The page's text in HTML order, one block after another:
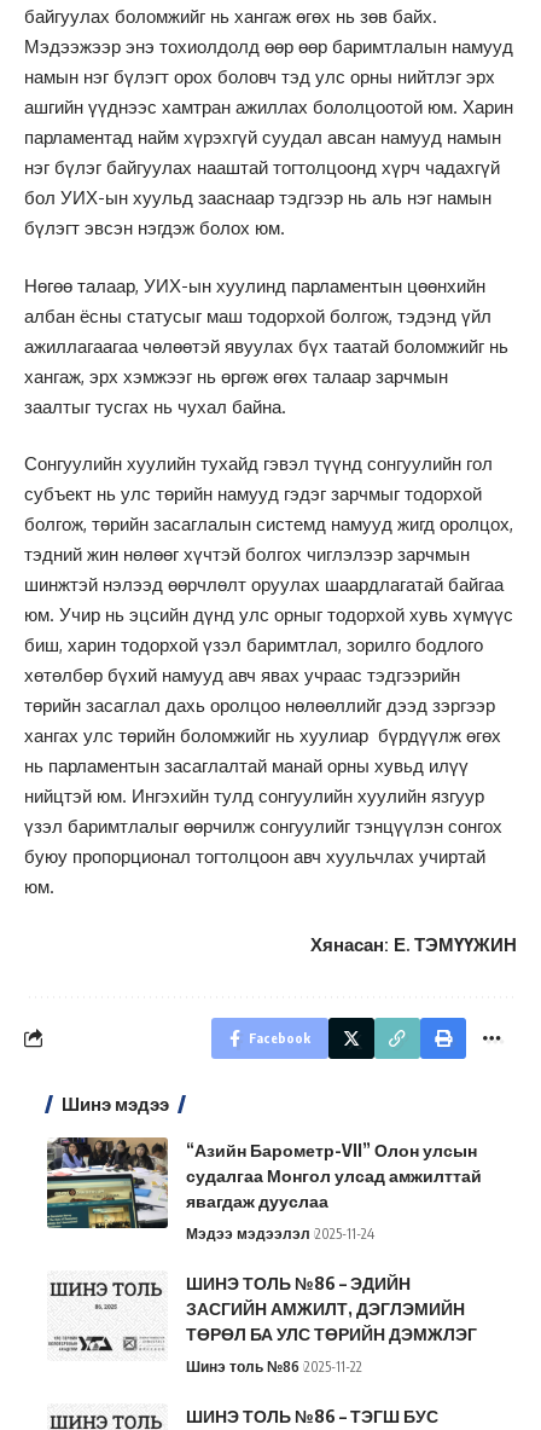
байгуулах боломжийг нь хангаж өгөх нь зөв байх.
Мэдээжээр энэ тохиолдолд өөр өөр баримтлалын намууд
намын нэг бүлэгт орох боловч тэд улс орны нийтлэг эрх
ашгийн үүднээс хамтран ажиллах бололцоотой юм. Харин
парламентад найм хүрэхгүй суудал авсан намууд намын
нэг бүлэг байгуулах нааштай тогтолцоонд хүрч чадахгүй
бол УИХ-ын хуульд зааснаар тэдгээр нь аль нэг намын
бүлэгт эвсэн нэгдэж болох юм.
Нөгөө талаар, УИХ-ын хуулинд парламентын цөөнхийн
албан ёсны статусыг маш тодорхой болгож, тэдэнд үйл
ажиллагаагаа чөлөөтэй явуулах бүх таатай боломжийг нь
хангаж, эрх хэмжээг нь өргөж өгөх талаар зарчмын
заалтыг тусгах нь чухал байна.
Сонгуулийн хуулийн тухайд гэвэл түүнд сонгуулийн гол
субъект нь улс төрийн намууд гэдэг зарчмыг тодорхой
болгож, төрийн засаглалын системд намууд жигд оролцох,
тэдний жин нөлөөг хүчтэй болгох чиглэлээр зарчмын
шинжтэй нэлээд өөрчлөлт оруулах шаардлагатай байгаа
юм. Учир нь эцсийн дүнд улс орныг тодорхой хувь хүмүүс
биш, харин тодорхой үзэл баримтлал, зорилго бодлого
хөтөлбөр бүхий намууд авч явах учраас тэдгээрийн
төрийн засаглал дахь оролцоо нөлөөллийг дээд зэргээр
хангах улс төрийн боломжийг нь хуулиар бүрдүүлж өгөх
нь парламентын засаглалтай манай орны хувьд илүү
нийцтэй юм. Ингэхийн тулд сонгуулийн хуулийн язгуур
үзэл баримтлалыг өөрчилж сонгуулийг тэнцүүлэн сонгох
буюу пропорционал тогтолцоон авч хуульчлах учиртай
юм.
Хянасан: Е. ТЭМҮҮЖИН
Facebook
Шинэ мэдээ
“Азийн Барометр-VII” Олон улсын
судалгаа Монгол улсад амжилттай
явагдаж дууслаа
Мэдээ мэдээлэл 2025-11-24
ШИНЭ ТОЛЬ №86 – ЭДИЙН
ЗАСГИЙН АМЖИЛТ, ДЭГЛЭМИЙН
ТӨРӨЛ БА УЛС ТӨРИЙН ДЭМЖЛЭГ
Шинэ толь №86 2025-11-22
ШИНЭ ТОЛЬ №86 – ТЭГШ БУС